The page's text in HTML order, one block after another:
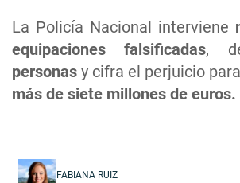
La Policía Nacional interviene
equipaciones falsificadas,
personas y cifra el perjuicio
más de siete millones de euros.
FABIANA RUIZ